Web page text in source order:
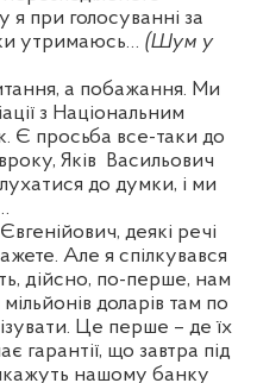
я при голосуванні за
утримаюсь… (Шум у
а побажання. Ми
з Національним
Є просьба все-таки до
Яків
Васильович
до думки, і ми
деякі речі
Але я спілкувався
дійсно, по-перше, нам
доларів там по
Це перше – де їх
гарантії, що завтра під
нашому банку